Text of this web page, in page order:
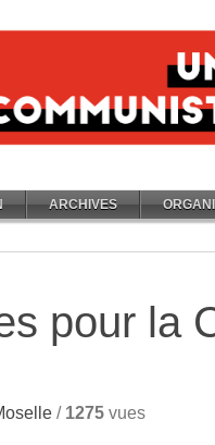
ARCHIVES
pour la
/ 1275 vues